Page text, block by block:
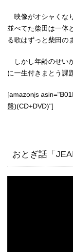
映像がオシャくな
並べてた柴田は一体
る歌はずっと柴田の
しかし年齢のせい
に一生付きまとう課
[amazonjs
盤)(CD+DVD)"]
おとぎ話「